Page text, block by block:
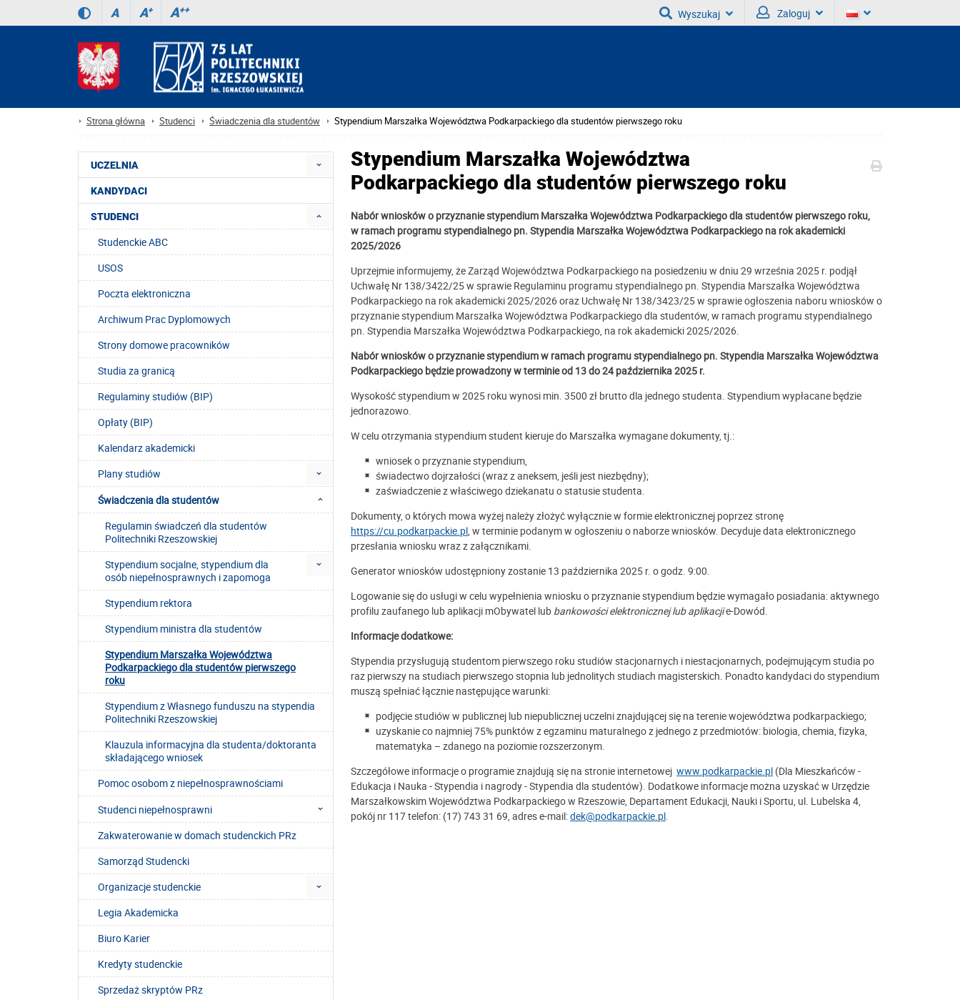
A A+ A++ Wyszukaj Zaloguj
Strona główna Studenci Świadczenia dla studentów Stypendium Marszałka Województwa Podkarpackiego dla studentów pierwszego roku
Stypendium Marszałka Województwa
Podkarpackiego dla studentów pierwszego roku
Nabór wniosków o przyznanie stypendium Marszałka Województwa Podkarpackiego dla studentów pierwszego roku,
w ramach programu stypendialnego pn. Stypendia Marszałka Województwa Podkarpackiego na rok akademicki
2025/2026
Uprzejmie informujemy, że Zarząd Województwa Podkarpackiego na posiedzeniu w dniu 29 września 2025 r. podjął
Uchwałę Nr 138/3422/25 w sprawie Regulaminu programu stypendialnego pn. Stypendia Marszałka Województwa
Podkarpackiego na rok akademicki 2025/2026 oraz Uchwałę Nr 138/3423/25 w sprawie ogłoszenia naboru wniosków o
przyznanie stypendium Marszałka Województwa Podkarpackiego dla studentów, w ramach programu stypendialnego
pn. Stypendia Marszałka Województwa Podkarpackiego, na rok akademicki 2025/2026.
Nabór wniosków o przyznanie stypendium w ramach programu stypendialnego pn. Stypendia Marszałka Województwa
Podkarpackiego będzie prowadzony w terminie od 13 do 24 października 2025 r.
Wysokość stypendium w 2025 roku wynosi min. 3500 zł brutto dla jednego studenta. Stypendium wypłacane będzie
jednorazowo.
W celu otrzymania stypendium student kieruje do Marszałka wymagane dokumenty, tj.:
wniosek o przyznanie stypendium,
świadectwo dojrzałości (wraz z aneksem, jeśli jest niezbędny);
zaświadczenie z właściwego dziekanatu o statusie studenta.
Dokumenty, o których mowa wyżej należy złożyć wyłącznie w formie elektronicznej poprzez stronę
https://cu.podkarpackie.pl, w terminie podanym w ogłoszeniu o naborze wniosków. Decyduje data elektronicznego
przesłania wniosku wraz z załącznikami.
Generator wniosków udostępniony zostanie 13 października 2025 r. o godz. 9:00.
Logowanie się do usługi w celu wypełnienia wniosku o przyznanie stypendium będzie wymagało posiadania: aktywnego
profilu zaufanego lub aplikacji mObywatel lub bankowości elektronicznej lub aplikacjie-Dowód.
Informacje dodatkowe:
Stypendia przysługują studentom pierwszego roku studiów stacjonarnych i niestacjonarnych, podejmującym studia po
raz pierwszy na studiach pierwszego stopnia lub jednolitych studiach magisterskich. Ponadto kandydaci do stypendium
muszą spełniać łącznie następujące warunki:
podjęcie studiów w publicznej lub niepublicznej uczelni znajdującej się na terenie województwa podkarpackiego;
uzyskanie co najmniej 75% punktów z egzaminu maturalnego z jednego z przedmiotów: biologia, chemia, fizyka,
matematyka – zdanego na poziomie rozszerzonym.
Szczegółowe informacje o programie znajdują się na stronie internetowej www.podkarpackie.pl (Dla Mieszkańców -
Edukacja i Nauka - Stypendia i nagrody - Stypendia dla studentów). Dodatkowe informacje można uzyskać w Urzędzie
Marszałkowskim Województwa Podkarpackiego w Rzeszowie, Departament Edukacji, Nauki i Sportu, ul. Lubelska 4,
pokój nr 117 telefon: (17) 743 31 69, adres e-mail:dek@podkarpackie.pl.
UCZELNIA
KANDYDACI
STUDENCI
Studenckie ABC
USOS
Poczta elektroniczna
Archiwum Prac Dyplomowych
Strony domowe pracowników
Studia za granicą
Regulaminy studiów (BIP)
Opłaty (BIP)
Kalendarz akademicki
Plany studiów
Świadczenia dla studentów
Regulamin świadczeń dla studentów
Politechniki Rzeszowskiej
Stypendium socjalne, stypendium dla
osób niepełnosprawnych i zapomoga
Stypendium rektora
Stypendium ministra dla studentów
Stypendium Marszałka Województwa
Podkarpackiego dla studentów pierwszego
roku
Stypendium z Własnego funduszu na stypendia
Politechniki Rzeszowskiej
Klauzula informacyjna dla studenta/doktoranta
składającego wniosek
Pomoc osobom z niepełnosprawnościami
Studenci niepełnosprawni
Zakwaterowanie w domach studenckich PRz
Samorząd Studencki
Organizacje studenckie
Legia Akademicka
Biuro Karier
Kredyty studenckie
Sprzedaż skryptów PRz